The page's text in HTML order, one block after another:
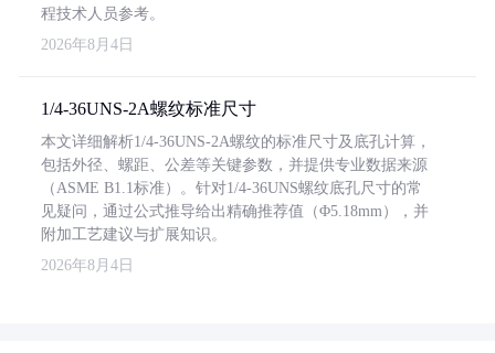
程技术人员参考。
2026年8月4日
1/4-36UNS-2A螺纹标准尺寸
本文详细解析1/4-36UNS-2A螺纹的标准尺寸及底孔计算，
包括外径、螺距、公差等关键参数，并提供专业数据来源
（ASME B1.1标准）。针对1/4-36UNS螺纹底孔尺寸的常
见疑问，通过公式推导给出精确推荐值（Φ5.18mm），并
附加工艺建议与扩展知识。
2026年8月4日